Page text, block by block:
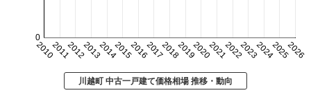
20102011201220132014201520162017201820192020202120222023202420252026
0
川越町 中古一戸建て価格相場 推移・動向